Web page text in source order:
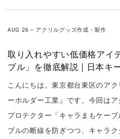
AUG 26 – アクリルグッズ作成・製作
取り入れやすい低価格アイ
ブル」を徹底解説 | 日本キ
こんにちは。東京都台東区のア
ーホルダー工業』です。今回は
プロテクター「キャラまもケー
ブルの断線を防ぎつつ、キャラ